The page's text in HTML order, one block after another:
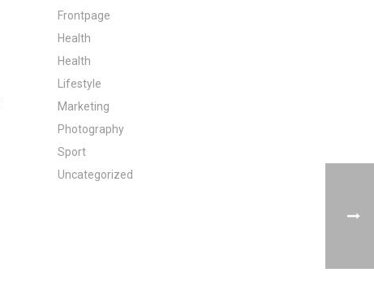
Frontpage
Health
Health
Lifestyle
Marketing
Photography
Sport
Uncategorized